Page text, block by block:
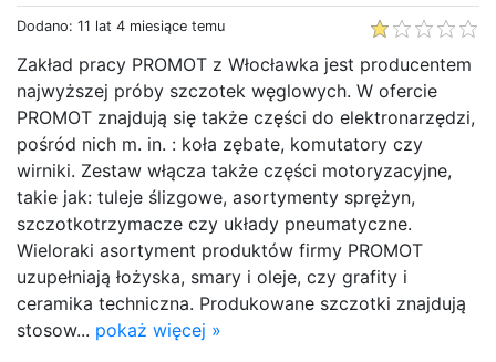
Dodano: 11 lat 4 miesiące temu
Zakład pracy PROMOT z Włocławka jest producentem
najwyższej próby szczotek węglowych. W ofercie
PROMOT znajdują się także części do elektronarzędzi,
pośród nich m. in. : koła zębate, komutatory czy
wirniki. Zestaw włącza także części motoryzacyjne,
takie jak: tuleje ślizgowe, asortymenty sprężyn,
szczotkotrzymacze czy układy pneumatyczne.
Wieloraki asortyment produktów firmy PROMOT
uzupełniają łożyska, smary i oleje, czy grafity i
ceramika techniczna. Produkowane szczotki znajdują
stosow... pokaż więcej »